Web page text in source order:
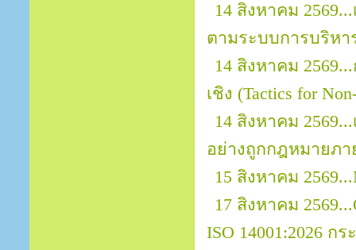
14 สิงหาคม
ตามระบบการบริหา
14 สิงหาคม
เชิง (Tactics for
14 สิงหาคม
อย่างถูกกฎหมายภา
15 สิงหาคม
17 สิงหาคม
ISO 14001:2026